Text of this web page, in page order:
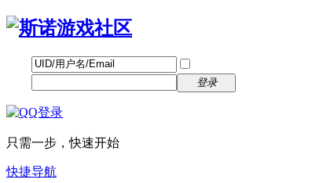
登录
只需一步，快速开始
快捷导航